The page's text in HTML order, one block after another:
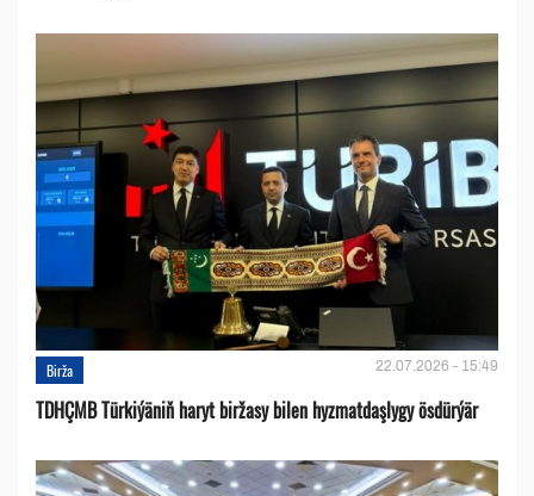
Birža 22.07.2026 - 15:49
TDHÇMB Türkiýäniň haryt biržasy bilen hyzmatdaşlygy ösdürýär